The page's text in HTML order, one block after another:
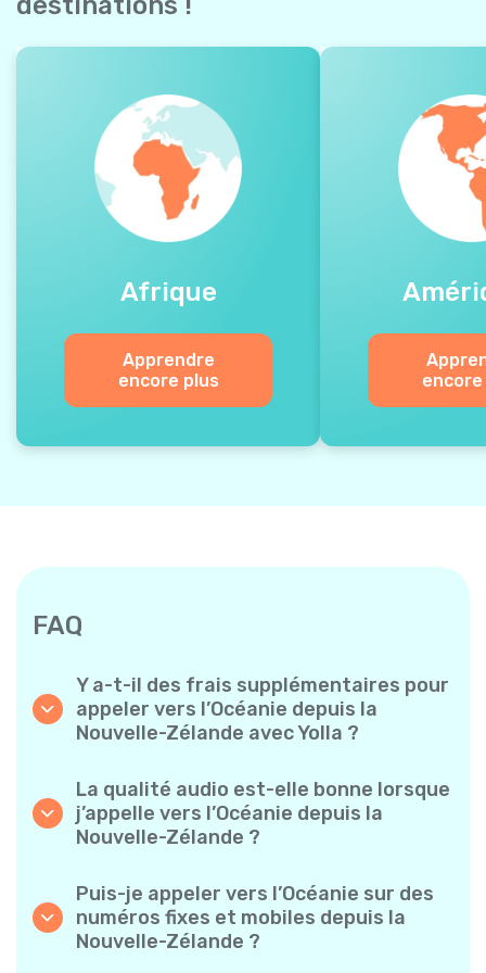
Afrique
Apprendre
encore plus
encore
FAQ
Y a-t-il des frais supplémentaires pour
appeler vers l’Océanie depuis la
Nouvelle-Zélande avec Yolla ?
à la minute – vous ne payez que pour le temps
de conversation. Aucun frais caché, aucun
abonnement mensuel obligatoire ni frais de
mise en service.
La qualité audio est-elle bonne lorsque
j’appelle vers l’Océanie depuis la
Nouvelle-Zélande ?
supérieure pour tous les appels, ce qui donne
l’impression de parler à quelqu’un de votre
quartier, même s’il est à l’autre bout du
monde.
Puis-je appeler vers l’Océanie sur des
numéros fixes et mobiles depuis la
Nouvelle-Zélande ?